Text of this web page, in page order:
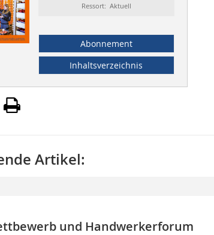
Ressort: Aktuell
Abonnement
Inhaltsverzeichnis
Artikel:
und Handwerkerforum